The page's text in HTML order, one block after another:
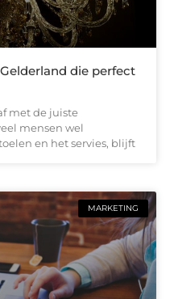
die perfect
met de juiste
mensen wel
en het servies, blijft
MARKETING